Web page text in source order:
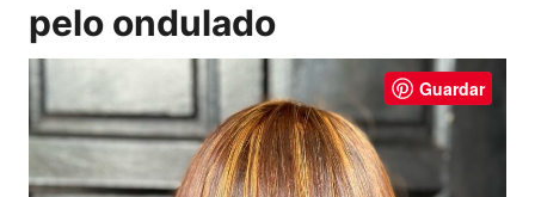
pelo ondulado
Guardar